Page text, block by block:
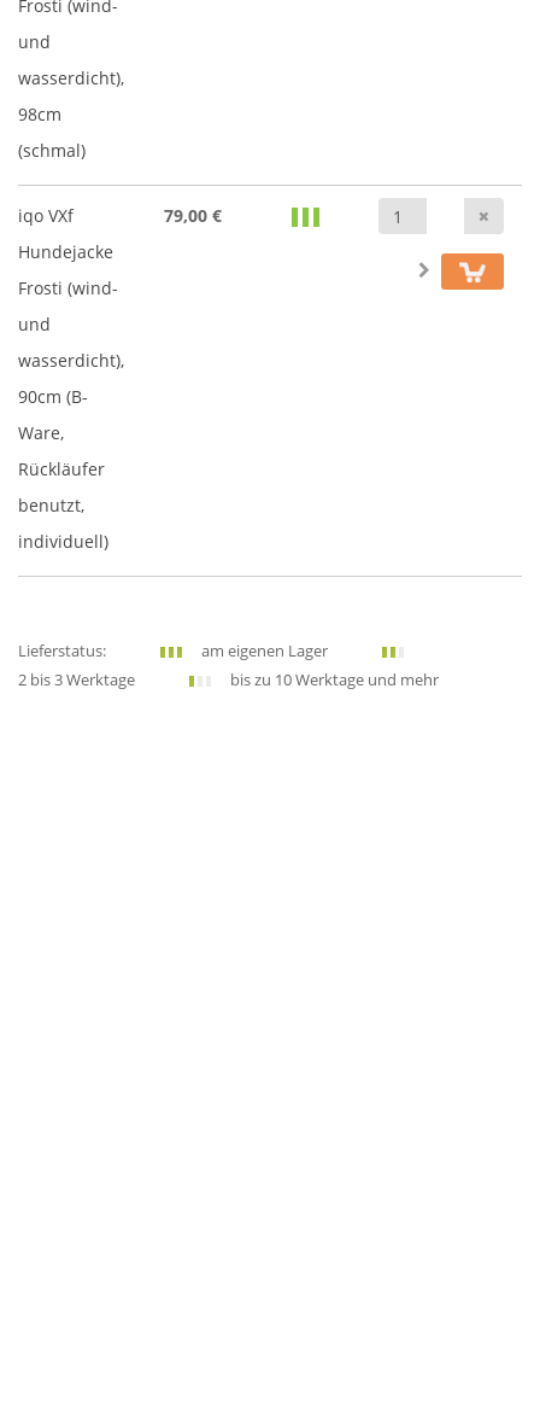
Frosti (wind-
und
wasserdicht),
98cm
(schmal)
iqo VXf
Hundejacke
Frosti (wind-
und
wasserdicht),
90cm (B-
Ware,
Rückläufer
benutzt,
individuell)
79,00 €
Lieferstatus:
am eigenen Lager
2 bis 3 Werktage
bis zu 10 Werktage und mehr